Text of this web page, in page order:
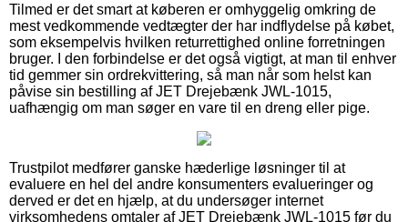
Tilmed er det smart at køberen er omhyggelig omkring de
mest vedkommende vedtægter der har indflydelse på købet,
som eksempelvis hvilken returrettighed online forretningen
bruger. I den forbindelse er det også vigtigt, at man til enhver
tid gemmer sin ordrekvittering, så man når som helst kan
påvise sin bestilling af JET Drejebænk JWL-1015,
uafhængig om man søger en vare til en dreng eller pige.
Trustpilot medfører ganske hæderlige løsninger til at
evaluere en hel del andre konsumenters evalueringer og
derved er det en hjælp, at du undersøger internet
virksomhedens omtaler af JET Drejebænk JWL-1015 før du